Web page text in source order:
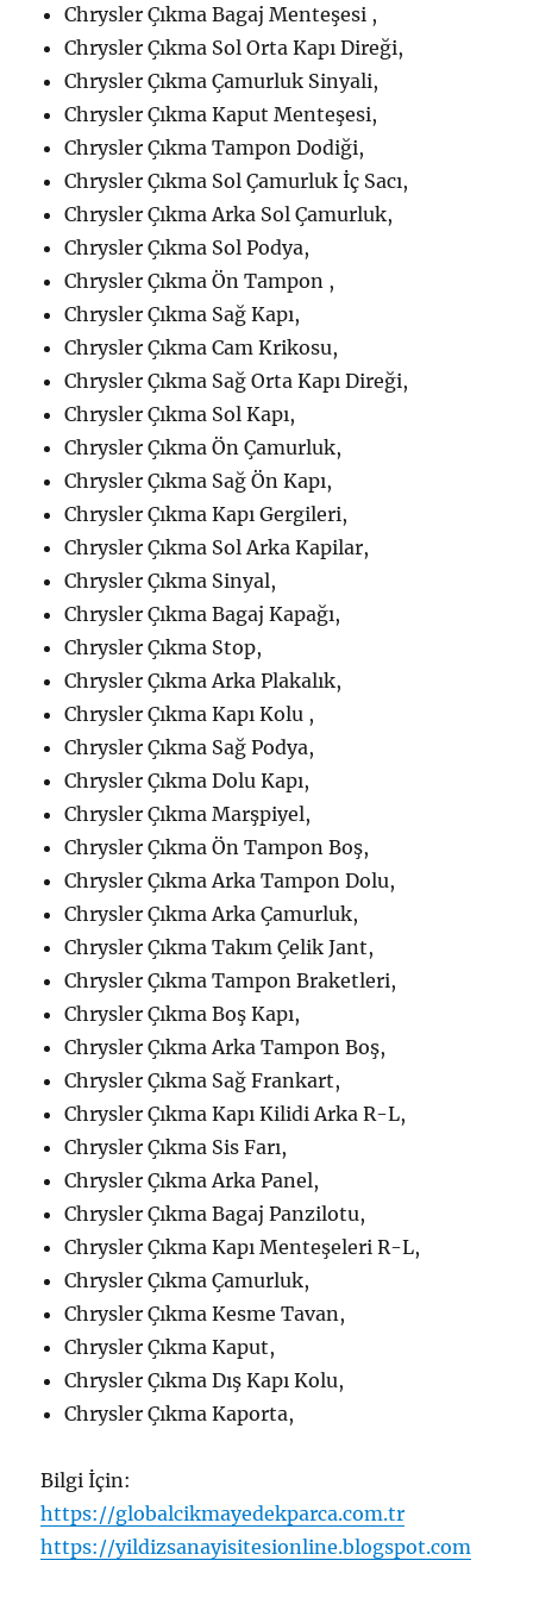
Chrysler Çıkma Bagaj Menteşesi ,
Chrysler Çıkma Sol Orta Kapı Direği,
Chrysler Çıkma Çamurluk Sinyali,
Chrysler Çıkma Kaput Menteşesi,
Chrysler Çıkma Tampon Dodiği,
Chrysler Çıkma Sol Çamurluk İç Sacı,
Chrysler Çıkma Arka Sol Çamurluk,
Chrysler Çıkma Sol Podya,
Chrysler Çıkma Ön Tampon ,
Chrysler Çıkma Sağ Kapı,
Chrysler Çıkma Cam Krikosu,
Chrysler Çıkma Sağ Orta Kapı Direği,
Chrysler Çıkma Sol Kapı,
Chrysler Çıkma Ön Çamurluk,
Chrysler Çıkma Sağ Ön Kapı,
Chrysler Çıkma Kapı Gergileri,
Chrysler Çıkma Sol Arka Kapilar,
Chrysler Çıkma Sinyal,
Chrysler Çıkma Bagaj Kapağı,
Chrysler Çıkma Stop,
Chrysler Çıkma Arka Plakalık,
Chrysler Çıkma Kapı Kolu ,
Chrysler Çıkma Sağ Podya,
Chrysler Çıkma Dolu Kapı,
Chrysler Çıkma Marşpiyel,
Chrysler Çıkma Ön Tampon Boş,
Chrysler Çıkma Arka Tampon Dolu,
Chrysler Çıkma Arka Çamurluk,
Chrysler Çıkma Takım Çelik Jant,
Chrysler Çıkma Tampon Braketleri,
Chrysler Çıkma Boş Kapı,
Chrysler Çıkma Arka Tampon Boş,
Chrysler Çıkma Sağ Frankart,
Chrysler Çıkma Kapı Kilidi Arka R-L,
Chrysler Çıkma Sis Farı,
Chrysler Çıkma Arka Panel,
Chrysler Çıkma Bagaj Panzilotu,
Chrysler Çıkma Kapı Menteşeleri R-L,
Chrysler Çıkma Çamurluk,
Chrysler Çıkma Kesme Tavan,
Chrysler Çıkma Kaput,
Chrysler Çıkma Dış Kapı Kolu,
Chrysler Çıkma Kaporta,
Bilgi İçin:
https://globalcikmayedekparca.com.tr
https://yildizsanayisitesionline.blogspot.com